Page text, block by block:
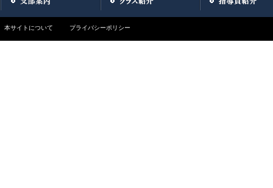
本サイトについて プライバシーポリシー